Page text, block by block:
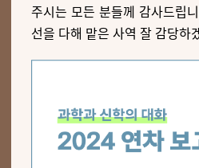
주시는 모든 분들께 감사드립
선을 다해 맡은 사역 잘 감당하